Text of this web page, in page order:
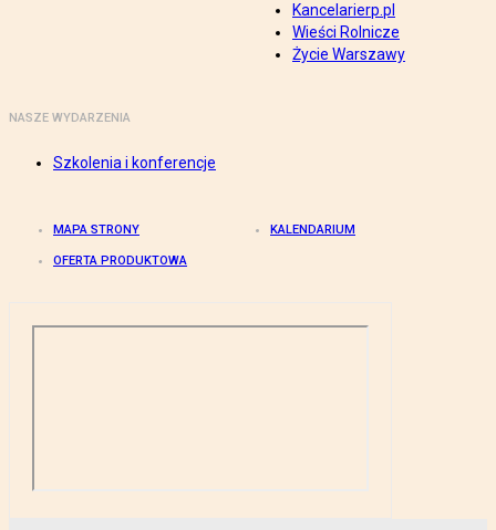
Kancelarierp.pl
Wieści Rolnicze
Życie Warszawy
NASZE WYDARZENIA
Szkolenia i konferencje
MAPA STRONY KALENDARIUM
OFERTA PRODUKTOWA